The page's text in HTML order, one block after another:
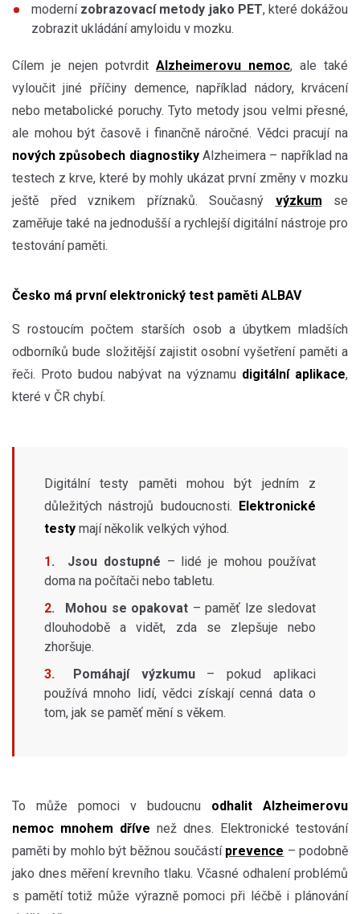
moderní zobrazovací metody jako PET, které dokážou
zobrazit ukládání amyloidu v mozku.
Cílem je nejen potvrdit Alzheimerovu nemoc, ale také
vyloučit jiné příčiny demence, například nádory, krvácení
nebo metabolické poruchy. Tyto metody jsou velmi přesné,
ale mohou být časově i finančně náročné. Vědci pracují na
nových způsobech diagnostikyAlzheimera – například na
testech z krve, které by mohly ukázat první změny v mozku
ještě před vznikem příznaků. Současný výzkum se
zaměřuje také na jednodušší a rychlejší digitální nástroje pro
testování paměti.
Česko má první elektronický test paměti ALBAV
S rostoucím počtem starších osob a úbytkem mladších
odborníků bude složitější zajistit osobní vyšetření paměti a
řeči. Proto budou nabývat na významu digitální aplikace,
které v ČR chybí.
Digitální testy paměti mohou být jedním z
důležitých nástrojů budoucnosti. Elektronické
testy mají několik velkých výhod.
Jsou dostupné – lidé je mohou používat
doma na počítači nebo tabletu.
Mohou se opakovat – paměť lze sledovat
dlouhodobě a vidět, zda se zlepšuje nebo
zhoršuje.
Pomáhají výzkumu– pokud aplikaci
používá mnoho lidí, vědci získají cenná data o
tom, jak se paměť mění s věkem.
To může pomoci v budoucnu odhalit Alzheimerovu
nemoc mnohem dříve než dnes. Elektronické testování
paměti by mohlo být běžnou součástí prevence – podobně
jako dnes měření krevního tlaku. Včasné odhalení problémů
s pamětí totiž může výrazně pomoci při léčbě i plánování